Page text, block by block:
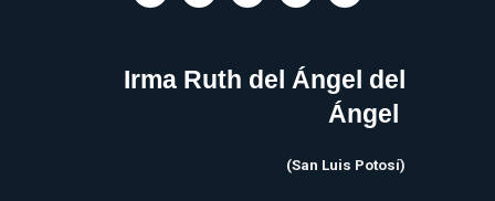
Irma Ruth del Ángel del
Ángel
(San Luis Potosí)